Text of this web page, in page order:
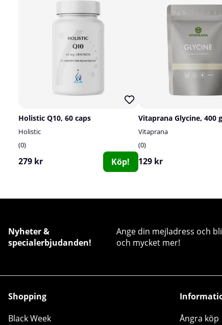
Holistic Q10, 60 caps
Holistic
0
279 kr Köp!
Vitaprana Glycine, 400 g
Vitaprana
0
129 kr
Nyheter &
specialerbjudanden!
Ange din mejladress och
och mycket mer!
Shopping
Black Week
Ångra köp